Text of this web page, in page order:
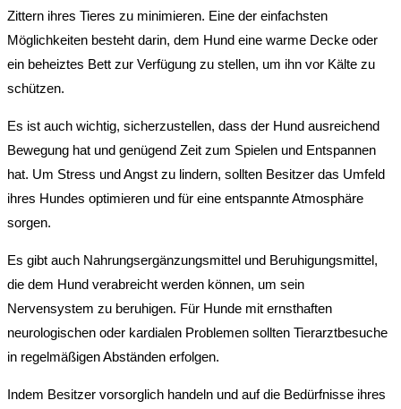
Zittern ihres Tieres zu minimieren. Eine der einfachsten
Möglichkeiten besteht darin, dem Hund eine warme Decke oder
ein beheiztes Bett zur Verfügung zu stellen, um ihn vor Kälte zu
schützen.
Es ist auch wichtig, sicherzustellen, dass der Hund ausreichend
Bewegung hat und genügend Zeit zum Spielen und Entspannen
hat. Um Stress und Angst zu lindern, sollten Besitzer das Umfeld
ihres Hundes optimieren und für eine entspannte Atmosphäre
sorgen.
Es gibt auch Nahrungsergänzungsmittel und Beruhigungsmittel,
die dem Hund verabreicht werden können, um sein
Nervensystem zu beruhigen. Für Hunde mit ernsthaften
neurologischen oder kardialen Problemen sollten Tierarztbesuche
in regelmäßigen Abständen erfolgen.
Indem Besitzer vorsorglich handeln und auf die Bedürfnisse ihres